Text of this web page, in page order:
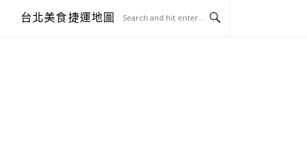
台北美食捷運地圖